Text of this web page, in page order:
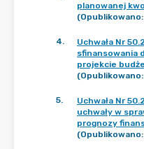
planowanej
4.
Uchwała Nr
sfinansowania
projekcie
5.
Uchwała Nr
uchwały w
prognozy